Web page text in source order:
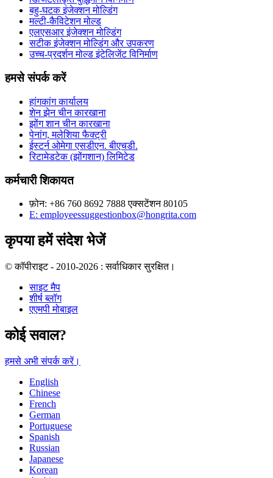
बहु-घटक इंजेक्शन मोल्डिंग
मल्टी-कैविटेशन मोल्ड
एलएसआर इंजेक्शन मोल्डिंग
सटीक इंजेक्शन मोल्डिंग और उपकरण
उच्च-प्रदर्शन मोल्ड इंटेलिजेंट विनिर्माण
हमसे संपर्क करें
हांगकांग कार्यालय
शेन झेन चीन कारखाना
झोंग शान चीन कारखाना
पेनांग, मलेशिया फैक्ट्री
ईस्टर्न ओमेगा एसडीएन. बीएचडी.
रिटामेडटेक (झोंगशान) लिमिटेड
कर्मचारी शिकायत
फ़ोन: +86 760 8692 7888 एक्सटेंशन 80105
E: employeessuggestionbox@hongrita.com
कृपया हमें संदेश भेजें
© कॉपीराइट - 2010-2026 : सर्वाधिकार सुरक्षित।
साइट मैप
शीर्ष ब्लॉग
एएमपी मोबाइल
कोई सवाल?
हमसे अभी संपर्क करें।
English
Chinese
French
German
Portuguese
Spanish
Russian
Japanese
Korean